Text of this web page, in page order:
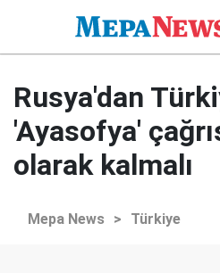
Rusya'dan
'Ayasofya'
olarak kalmalı
Mepa News > Türkiye